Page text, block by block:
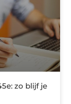
zo blijf je